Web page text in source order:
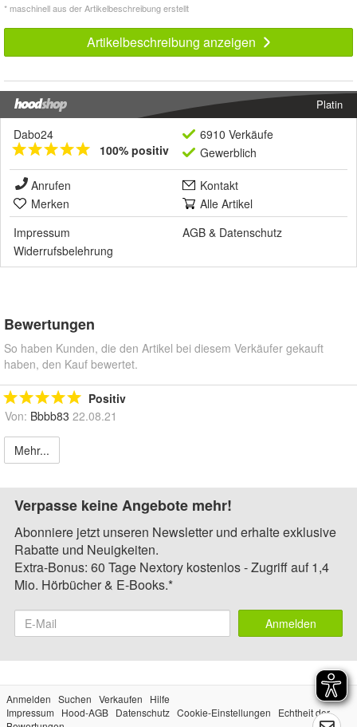
* maschinell aus der Artikelbeschreibung erstellt
Artikelbeschreibung anzeigen
Platin
Dabo24
100% positiv
6910 Verkäufe
Gewerblich
Anrufen
Kontakt
Merken
Alle Artikel
Impressum
AGB & Datenschutz
Widerrufsbelehrung
Bewertungen
So haben Kunden, die den Artikel bei diesem Verkäufer gekauft
haben, den Kauf bewertet.
Positiv
Von: Bbbb83 22.08.21
Mehr...
Verpasse keine Angebote mehr!
Abonniere jetzt unseren Newsletter und erhalte exklusive
Rabatte und Neuigkeiten.
Extra-Bonus: 60 Tage Nextory kostenlos - Zugriff auf 1,4
Mio. Hörbücher & E-Books.*
Anmelden
Anmelden Suchen Verkaufen
Hilfe
Impressum
Hood-AGB Datenschutz Cookie-Einstellungen
Echtheit der